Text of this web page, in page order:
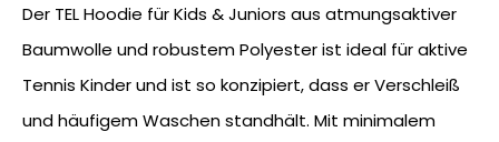
Der TEL Hoodie für Kids & Juniors aus atmungsaktiver
Baumwolle und robustem Polyester ist ideal für aktive
Tennis Kinder und ist so konzipiert, dass er Verschleiß
und häufigem Waschen standhält. Mit minimalem